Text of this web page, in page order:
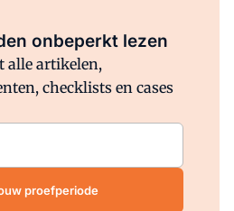
onbeperkt lezen
alle artikelen,
checklists en cases
proefperiode